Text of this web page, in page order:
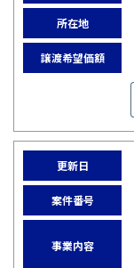
所在地
譲渡希望価額
更新日
案件番号
事業内容